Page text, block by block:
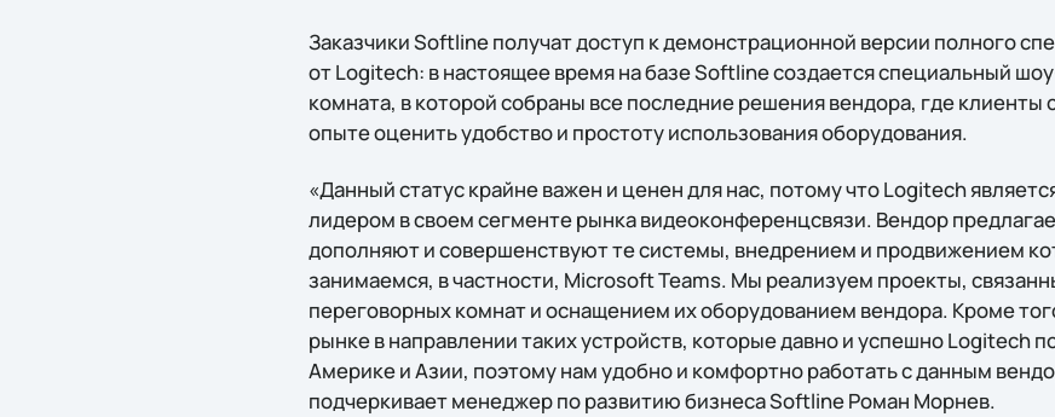
Заказчики Softline получат доступ к демонстрационной версии полного
от Logitech: в настоящее время на базе Softline создается специальный
комната, в которой собраны все последние решения вендора, где клиенты
опыте оценить удобство и простоту использования оборудования.
«Данный статус крайне важен и ценен для нас, потому что Logitech
лидером в своем сегменте рынка видеоконференцсвязи. Вендор
дополняют и совершенствуют те системы, внедрением и продвижением
занимаемся, в частности, Microsoft Teams. Мы реализуем проекты,
переговорных комнат и оснащением их оборудованием вендора. Кроме
рынке в направлении таких устройств, которые давно и успешно Logitech
Америке и Азии, поэтому нам удобно и комфортно работать с данным
подчеркивает менеджер по развитию бизнеса Softline Роман Морнев.